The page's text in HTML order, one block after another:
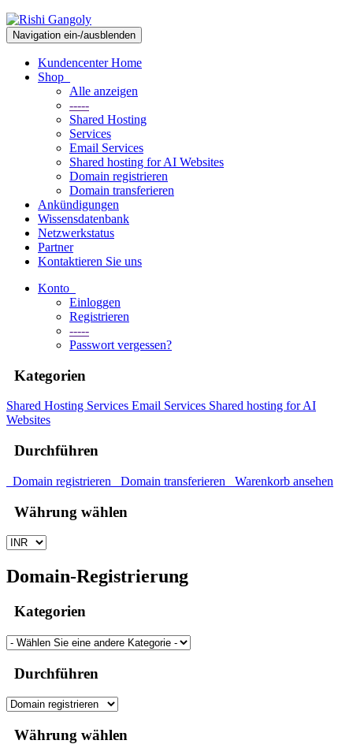
Navigation ein-/ausblenden
Kundencenter Home
Shop
Alle anzeigen
-----
Shared Hosting
Services
Email Services
Shared hosting for AI Websites
Domain registrieren
Domain transferieren
Ankündigungen
Wissensdatenbank
Netzwerkstatus
Partner
Kontaktieren Sie uns
Konto
Einloggen
Registrieren
-----
Passwort vergessen?
Kategorien
Shared Hosting Services Email Services Shared hosting for AI
Websites
Durchführen
Domain registrieren Domain transferieren Warenkorb ansehen
Währung wählen
Domain-Registrierung
Kategorien
Durchführen
Währung wählen